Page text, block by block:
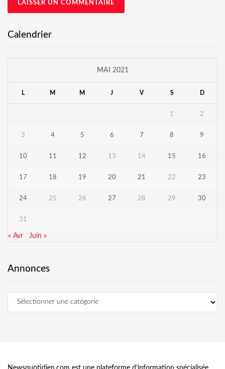
Calendrier
MAI 2021
L M M J V S D
1 2
3 4 5 6 7 8 9
10 11 12 13 14 15 16
17 18 19 20 21 22 23
24 25 26 27 28 29 30
31
« Avr Juin »
Annonces